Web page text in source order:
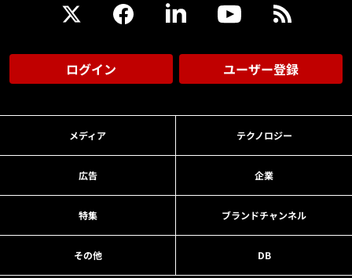
ログイン ユーザー登録
メディア テクノロジー
広告 企業
特集 ブランドチャンネル
その他 DB